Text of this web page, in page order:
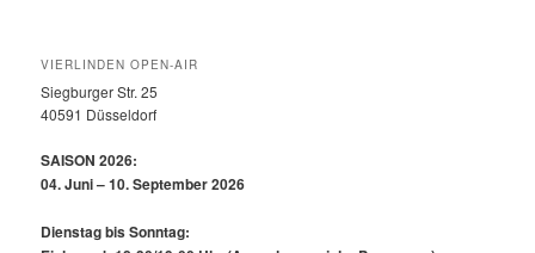
VIERLINDEN OPEN-AIR
Siegburger Str. 25
40591 Düsseldorf
SAISON 2026:
04. Juni – 10. September 2026
Dienstag bis Sonntag: